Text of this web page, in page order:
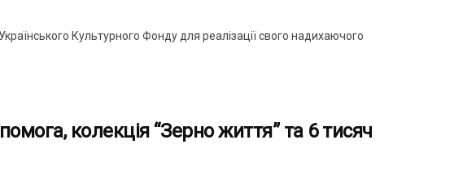
Культурного Фонду для реалізації свого надихаючого
колекція “Зерно життя” та 6 тисяч